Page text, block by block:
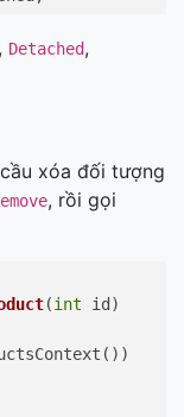
, Detached,
xóa đối tượng
, rồi gọi
(int id )